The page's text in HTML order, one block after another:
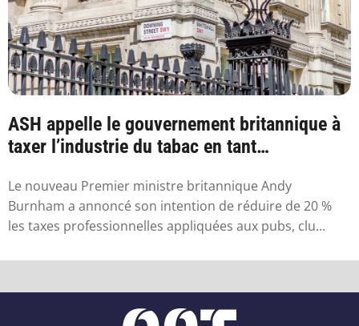
ASH appelle le gouvernement britannique à
taxer l’industrie du tabac en tant
Le nouveau Premier ministre britannique Andy
Burnham a annoncé son intention de réduire de 20 %
les taxes professionnelles appliquées aux pubs, clu...